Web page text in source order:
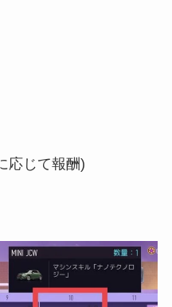
応じて報酬)